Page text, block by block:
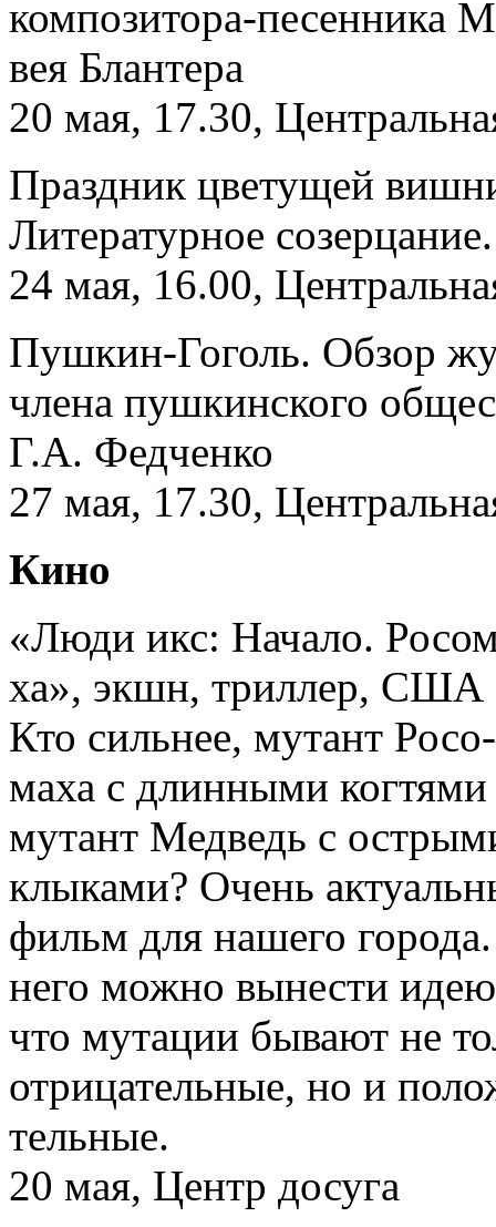
композитора-песенника
вея Блантера
20 мая, 17.30,
Праздник цветущей
Литературное созерцание.
24 мая, 16.00,
Пушкин-Гоголь. Обзор
члена пушкинского
Г.А. Федченко
27 мая, 17.30,
Кино
«Люди икс: Начало.
ха», экшн, триллер, США
Кто сильнее, мутант Росо-
маха с длинными
мутант Медведь с
клыками? Очень
фильм для нашего
него можно вынести
что мутации бывают не
отрицательные, но и
тельные.
20 мая, Центр досуга